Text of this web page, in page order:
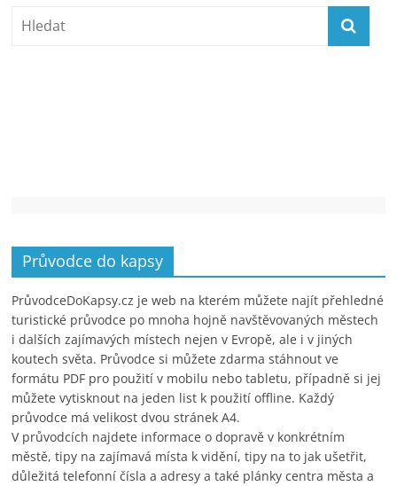
Průvodce do kapsy
PrůvodceDoKapsy.cz je web na kterém můžete najít přehledné
turistické průvodce po mnoha hojně navštěvovaných městech
i dalších zajímavých místech nejen v Evropě, ale i v jiných
koutech světa. Průvodce si můžete zdarma stáhnout ve
formátu PDF pro použití v mobilu nebo tabletu, případně si jej
můžete vytisknout na jeden list k použití offline. Každý
průvodce má velikost dvou stránek A4.
V průvodcích najdete informace o dopravě v konkrétním
městě, tipy na zajímavá místa k vidění, tipy na to jak ušetřit,
důležitá telefonní čísla a adresy a také plánky centra města a